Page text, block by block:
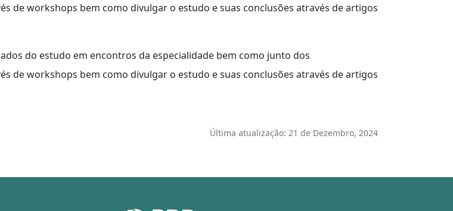
de workshops bem como divulgar o estudo e suas conclusões através de artigos
do estudo em encontros da especialidade bem como junto dos
de workshops bem como divulgar o estudo e suas conclusões através de artigos
Última atualização: 21 de Dezembro, 2024